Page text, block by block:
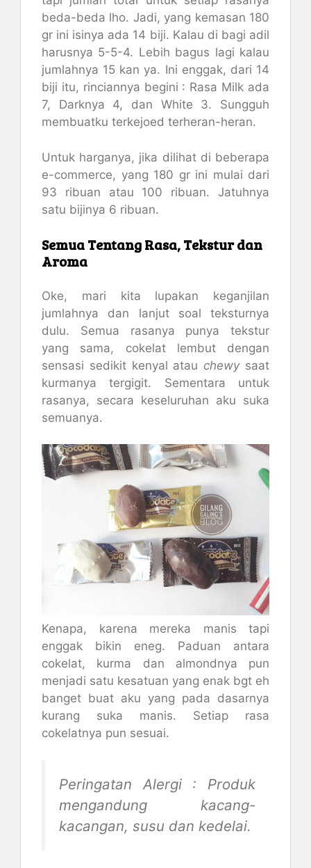
beda-beda lho. Jadi, yang kemasan 180
gr ini isinya ada 14 biji. Kalau di bagi adil
harusnya 5-5-4. Lebih bagus lagi kalau
jumlahnya 15 kan ya. Ini enggak, dari 14
biji itu, rinciannya begini : Rasa Milk ada
7, Darknya 4, dan White 3. Sungguh
membuatku terkejoed terheran-heran.
Untuk harganya, jika dilihat di beberapa
e-commerce, yang 180 gr ini mulai dari
93 ribuan atau 100 ribuan. Jatuhnya
satu bijinya 6 ribuan.
Semua Tentang Rasa, Tekstur dan
Aroma
Oke, mari kita lupakan keganjilan
jumlahnya dan lanjut soal teksturnya
dulu. Semua rasanya punya tekstur
yang sama, cokelat lembut dengan
sensasi sedikit kenyal atau chewy saat
kurmanya tergigit. Sementara untuk
rasanya, secara keseluruhan aku suka
semuanya.
Kenapa, karena mereka manis tapi
enggak bikin eneg. Paduan antara
cokelat, kurma dan almondnya pun
menjadi satu kesatuan yang enak bgt eh
banget buat aku yang pada dasarnya
kurang suka manis. Setiap rasa
cokelatnya pun sesuai.
Peringatan Alergi : Produk
mengandung kacang-
kacangan, susu dan kedelai.